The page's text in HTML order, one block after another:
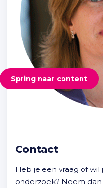
Spring naar content
Contact
Heb je een vraag of
onderzoek? Neem